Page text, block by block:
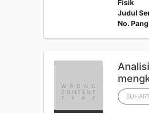
Fisik
Judul
No.